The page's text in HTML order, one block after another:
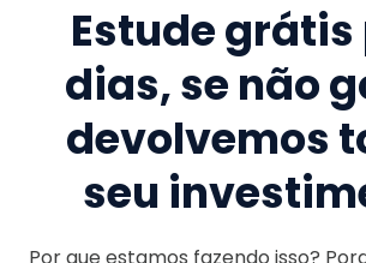
Estude grátis
dias, se não
devolvemos
seu
Por que estamos fazendo isso?